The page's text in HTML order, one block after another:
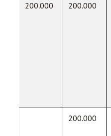
200.000 200.000
200.000